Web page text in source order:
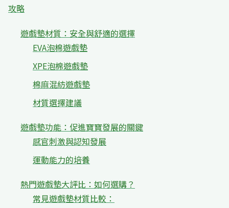
攻略
遊戲墊材質：安全與舒適的選擇
EVA泡棉遊戲墊
XPE泡棉遊戲墊
棉麻混紡遊戲墊
材質選擇建議
遊戲墊功能：促進寶寶發展的關鍵
感官刺激與認知發展
運動能力的培養
熱門遊戲墊大評比：如何選購？
常見遊戲墊材質比較：